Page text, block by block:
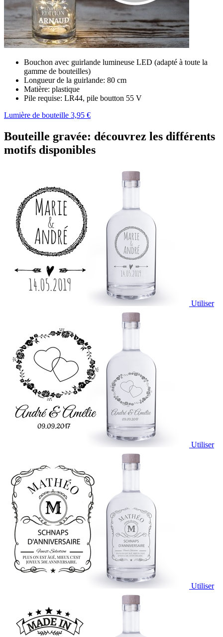
Bouchon avec guirlande lumineuse LED (adapté à toute la
gamme de bouteilles)
Longueur de la guirlande: 80 cm
Matière: plastique
Pile requise: LR44, pile boutton 55 V
Lumière de bouteille 3,95 €
Bouteille gravée: découvrez les différents
motifs disponibles
Utiliser
Utiliser
Utiliser